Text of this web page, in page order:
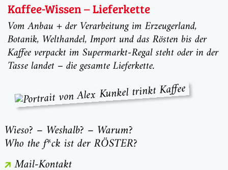
Kaffee-Wissen – Lieferkette
Vom Anbau + der Verarbeitung im Erzeugerland,
Botanik, Welthandel, Import und das Rösten bis der
Kaffee verpackt im Supermarkt-Regal steht oder in der
Tasse landet – die gesamte Lieferkette.
Wieso? – Weshalb? – Warum?
Who the f*ck ist der RÖSTER?
Mail-Kontakt